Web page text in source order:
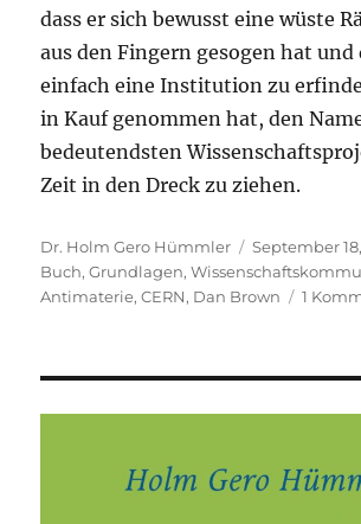
dass er sich bewusst eine wüste
aus den Fingern gesogen hat
einfach eine Institution zu
in Kauf genommen hat, den
bedeutendsten
Zeit in den Dreck zu ziehen.
Autor
Dr. Holm Gero Hümmler
Veröffentlicht
am
September
Buch,Grundlagen,
Antimaterie,CERN, Dan Brown 1